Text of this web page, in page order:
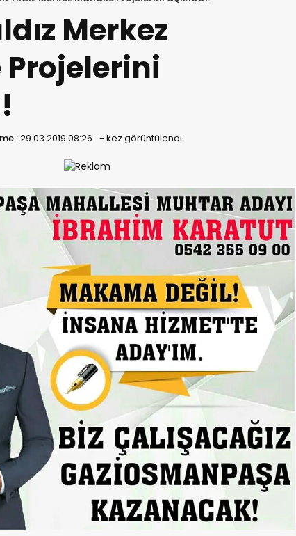
Merkez
:29.03.2019 08:26 - kez görüntülendi